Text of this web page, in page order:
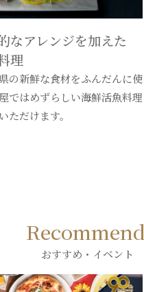
なアレンジを加えた
理
の新鮮な食材をふんだんに使
ではめずらしい海鮮活魚料理
ただけます。
Recommend
おすすめ・イベント